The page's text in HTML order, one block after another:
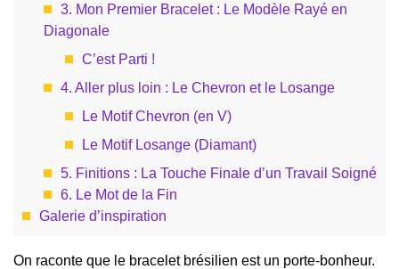
3. Mon Premier Bracelet : Le Modèle Rayé en
Diagonale
C’est Parti !
4. Aller plus loin : Le Chevron et le Losange
Le Motif Chevron (en V)
Le Motif Losange (Diamant)
5. Finitions : La Touche Finale d’un Travail Soigné
6. Le Mot de la Fin
Galerie d’inspiration
On raconte que le bracelet brésilien est un porte-bonheur.